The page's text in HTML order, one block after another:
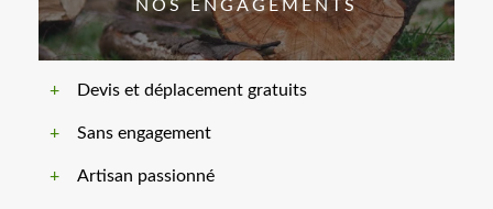
NOS ENGAGEMENTS
Devis et déplacement gratuits
Sans engagement
Artisan passionné